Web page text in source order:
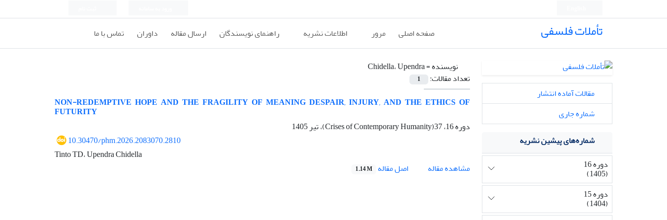
تأملات فلسفی صفحه اصلی مرور اطلاعات نشریه راهنمای نویسندگان ارسال مقاله داوران تماس با ما
نویسنده =Chidella، Upendra
تعداد مقالات:
1
NON-REDEMPTIVE HOPE AND THE FRAGILITY OF MEANING DESPAIR, INJURY, AND THE ETHICS OF
FUTURITY
دوره 16، 37(Crises of Contemporary Humanity)، تیر 1405
10.30470/phm.2026.2083070.2810
Tinto TD، Upendra Chidella
مشاهده مقاله
اصل مقاله 1.14 M
مقالات آماده انتشار
شماره جاری
شماره‌های پیشین نشریه
دوره 16
(1405)
دوره 15
(1404)